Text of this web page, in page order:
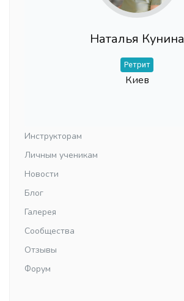
Наталья Кунина
Ретрит
Киев
Инструкторам
Личным ученикам
Новости
Блог
Галерея
Сообщества
Отзывы
Форум